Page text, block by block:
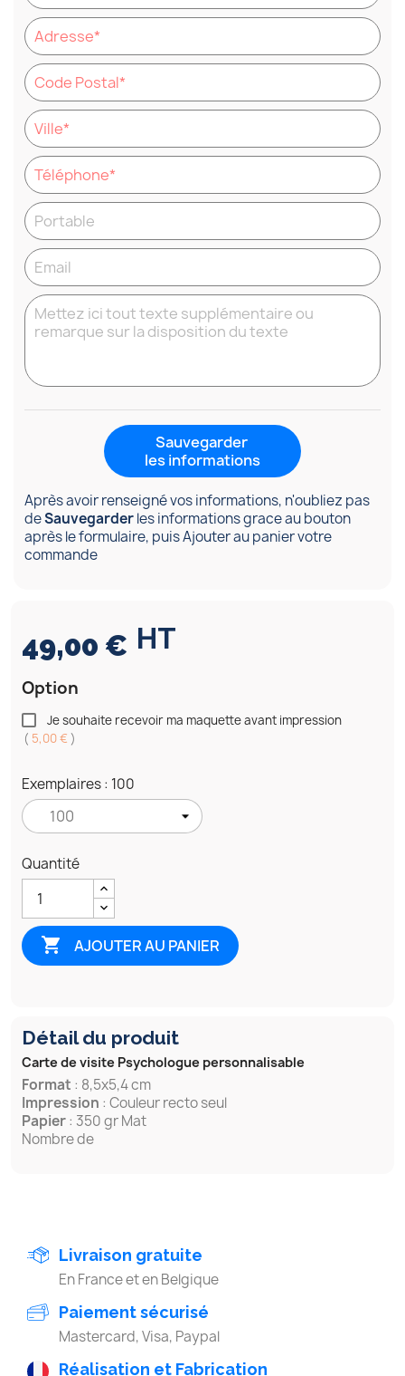
Sauvegarder
les informations
Après avoir renseigné vos informations, n'oubliez pas
deSauvegarderles informations grace au bouton
après le formulaire, puis Ajouter au panier votre
commande
49,00 € HT
Option
Je souhaite recevoir ma maquette avant impression
( 5,00 € )
Exemplaires : 100
Quantité
 AJOUTER AU PANIER
Détail du produit
Carte de visite Psychologue personnalisable
Format : 8,5x5,4 cm
Impression : Couleur recto seul
Papier: 350 gr Mat
Nombre de
Livraison gratuite
En France et en Belgique
Paiement sécurisé
Mastercard, Visa, Paypal
Réalisation et Fabrication